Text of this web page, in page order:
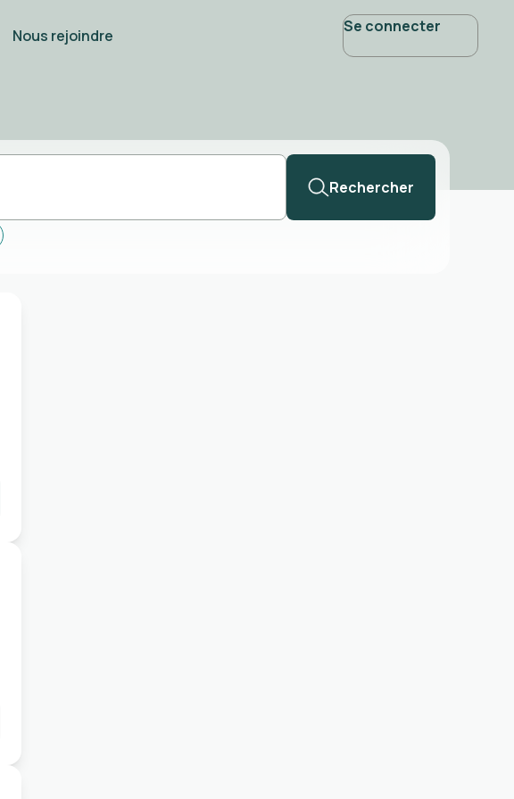
Nous rejoindre Se connecter
Rechercher